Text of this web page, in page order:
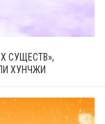
СУЩЕСТВ»,
ХУНЧЖИ